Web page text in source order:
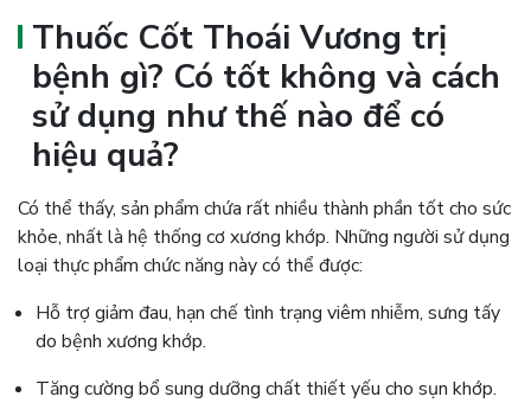
Thuốc Cốt Thoái Vương trị
bệnh gì? Có tốt không và cách
sử dụng như thế nào để có
hiệu quả?
Có thể thấy, sản phẩm chứa rất nhiều thành phần tốt cho sức
khỏe, nhất là hệ thống cơ xương khớp. Những người sử dụng
loại thực phẩm chức năng này có thể được:
Hỗ trợ giảm đau, hạn chế tình trạng viêm nhiễm, sưng tấy
do bệnh xương khớp.
Tăng cường bổ sung dưỡng chất thiết yếu cho sụn khớp.